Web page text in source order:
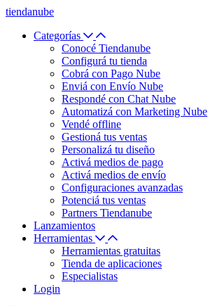
tiendanube
Categorías
Conocé Tiendanube
Configurá tu tienda
Cobrá con Pago Nube
Enviá con Envío Nube
Respondé con Chat Nube
Automatizá con Marketing Nube
Vendé offline
Gestioná tus ventas
Personalizá tu diseño
Activá medios de pago
Activá medios de envío
Configuraciones avanzadas
Potenciá tus ventas
Partners Tiendanube
Lanzamientos
Herramientas
Herramientas gratuitas
Tienda de aplicaciones
Especialistas
Login